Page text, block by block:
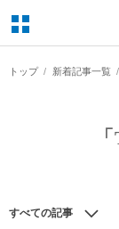
トップ 新着記事一覧
すべての記事